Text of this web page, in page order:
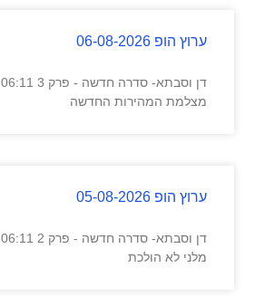
ערוץ הופ 06-08-2026
מצלמת המהירות החדשה
ערוץ הופ 05-08-2026
מלני לא הולכת